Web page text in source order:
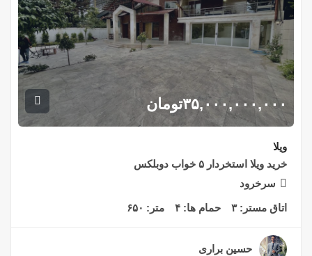
۳۵,۰۰۰,۰۰۰,۰۰۰تومان
ویلا
خرید ویلا استخردار ۵ خواب دوبلکس
سرخرود
اتاق مستر:۳ حمام ها: ۴ متر: ۶۵۰
حسین براری